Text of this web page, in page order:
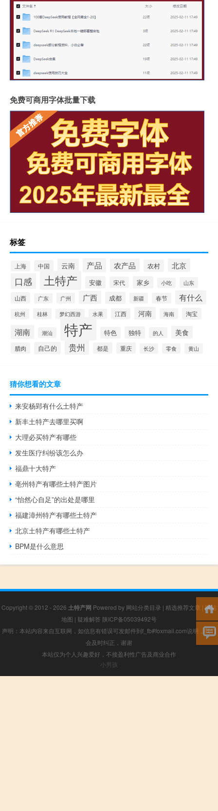
免费可商用字体批量下载
标签
上海 中国 云南 产品 农产品 农村 北京
口感 土特产 安徽 宋代 家乡 小吃 山东
山西 广东 广州 广西 成都 新疆 春节 有什么
杭州 桂林 梦幻西游 水果 江西 河南 海南 淘宝
湖南 潮汕 特产 特色 独特 的人 美食
腊肉 自己的 贵州 都是 重庆 长沙 零食 黄山
猜你想看的文章
来安杨郢有什么土特产
新丰土特产去哪里买啊
大理必买特产有哪些
发生医疗纠纷该怎么办
福鼎十大特产
亳州特产有哪些土特产图片
“怡然心自足”的出处是哪里
福建漳州特产有哪些土特产
北京土特产有哪些土特产
BPM是什么意思
Copyright © 2012 - 2026 土特产网 Powered by 网站分类目录 | 精选推荐文章 |网站
地图 | 疑难解答 陕ICP备05039492号
声明：本站内容来自互联网，如信息有错误可发邮件到f_fb#foxmail.com说明，我们
会及时纠正，谢谢
本站仅为个人兴趣爱好，不接盈利性广告及商业合作
小男孩